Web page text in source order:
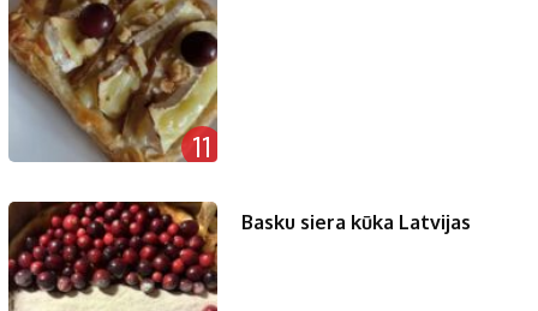
11
Basku siera kūka Latvijas